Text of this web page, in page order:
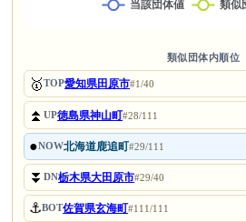
類似団体内順位
🥇TOP愛知県田原市#1/40
⏫UP徳島県神山町#28/111
●NOW北海道鹿追町#29/111
⏬DN栃木県大田原市#29/40
⚓BOT佐賀県玄海町#111/111